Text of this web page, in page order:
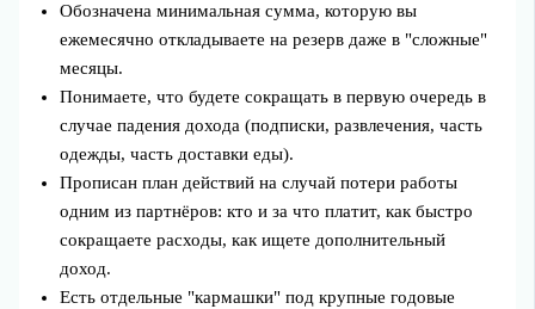
Обозначена минимальная сумма, которую вы
ежемесячно откладываете на резерв даже в "сложные"
месяцы.
Понимаете, что будете сокращать в первую очередь в
случае падения дохода (подписки, развлечения, часть
одежды, часть доставки еды).
Прописан план действий на случай потери работы
одним из партнёров: кто и за что платит, как быстро
сокращаете расходы, как ищете дополнительный
доход.
Есть отдельные "кармашки" под крупные годовые